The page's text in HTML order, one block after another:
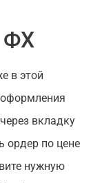
ФХ
в этой
вкладку
ордер по цене
нужную